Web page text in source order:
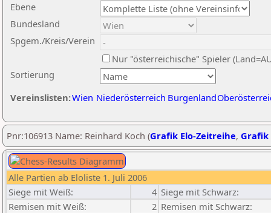
Ebene
Sortierung
Bundesland
Spgem./Kreis/Verein
Nur "österreichische" Spieler
Vereinslisten:Wien Niederösterreich Burgenland
Pnr:106913 Name: Reinhard Koch (Grafik Elo-Zeitreihe, Grafik
Alle Partien ab Eloliste 1. Juli 2006
Siege mit Weiß:
4 Siege mit Schwarz:
Remisen mit Weiß:
2 Remisen mit Schwarz: